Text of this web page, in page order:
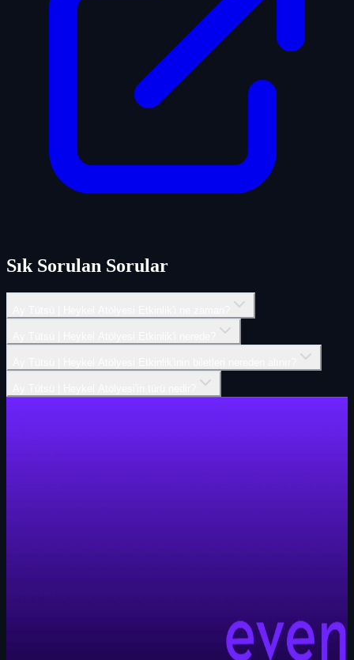
Sık Sorulan Sorular